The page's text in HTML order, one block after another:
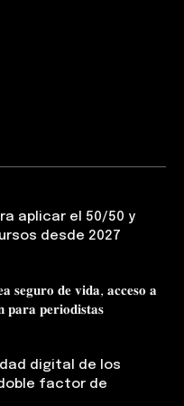
aplicar el 50/50 y
desde 2027
𝐬𝐞𝐠𝐮𝐫𝐨 𝐝𝐞 𝐯𝐢𝐝𝐚, 𝐚𝐜𝐜𝐞𝐬𝐨 𝐚
𝐩𝐞𝐫𝐢𝐨𝐝𝐢𝐬𝐭𝐚𝐬
digital de los
factor de